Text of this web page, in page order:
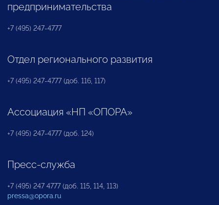
предпринимательства
+7 (495) 247-4777
Отдел регионального развития
+7 (495) 247-4777 (доб. 116, 117)
Ассоциация «НП «ОПОРА»
+7 (495) 247-4777 (доб. 124)
Пресс-служба
+7 (495) 247 4777 (доб. 115, 114, 113)
pressa@opora.ru